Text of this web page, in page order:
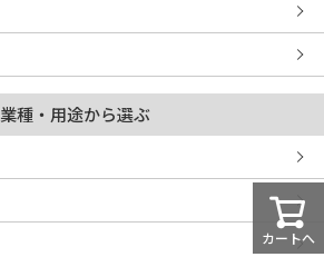
カートへ
業種・用途から選ぶ